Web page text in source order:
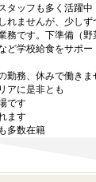
タッフも多く活躍中
れませんが、少し
務です。下準備（
ど学校給食をサポ
勤務、休みで働きま
アに是非とも
です
ます
多数在籍